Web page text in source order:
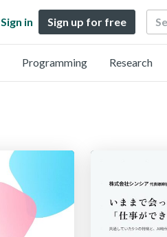
Sign in Sign up for free Search
Programming Research